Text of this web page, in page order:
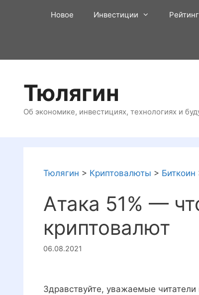
Новое Инвестиции
Тюлягин
Об экономике, инвестициях, технологиях и
Тюлягин > Криптовалюты > Биткоин
Атака 51% —
криптовалют
06.08.2021
Здравствуйте, уважаемые читатели